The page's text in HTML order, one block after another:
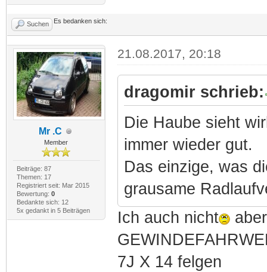
Suchen Es bedanken sich:
Mr .C
Member
Beiträge: 87
Themen: 17
Registriert seit: Mar 2015
Bewertung: 0
Bedankte sich: 12
5x gedankt in 5 Beiträgen
21.08.2017, 20:18
dragomir schrieb:
Die Haube sieht
immer wieder gut.
Das einzige, was
grausame
Ich auch nicht
aber
7J X 14 felgen